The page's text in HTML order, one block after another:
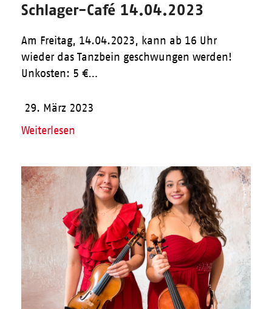
Schlager-Café 14.04.2023
Am Freitag, 14.04.2023, kann ab 16 Uhr
wieder das Tanzbein geschwungen werden!
Unkosten: 5 €…
29. März 2023
Weiterlesen